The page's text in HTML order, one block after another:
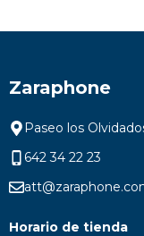
Zaraphone
Paseo los
642 34 22 23
Horario de tienda